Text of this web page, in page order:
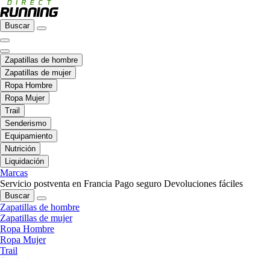
Buscar
Zapatillas de hombre
Zapatillas de mujer
Ropa Hombre
Ropa Mujer
Trail
Senderismo
Equipamiento
Nutrición
Liquidación
Marcas
Servicio postventa en Francia Pago seguro Devoluciones fáciles
Buscar
Zapatillas de hombre
Zapatillas de mujer
Ropa Hombre
Ropa Mujer
Trail